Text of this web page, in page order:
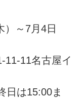
）～7月4日
11-11名古屋イ
日は15:00ま